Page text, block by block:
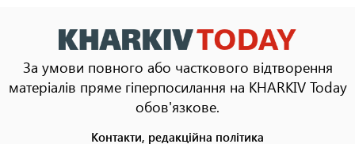
За умови повного або часткового відтворення
матеріалів пряме гіперпосилання на KHARKIV Today
обов'язкове.
Контакти, редакційна політика